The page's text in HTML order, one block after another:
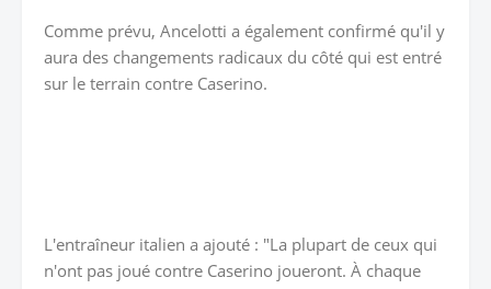
Comme prévu, Ancelotti a également confirmé qu'il y
aura des changements radicaux du côté qui est entré
sur le terrain contre Caserino.
L'entraîneur italien a ajouté : "La plupart de ceux qui
n'ont pas joué contre Caserino joueront. À chaque